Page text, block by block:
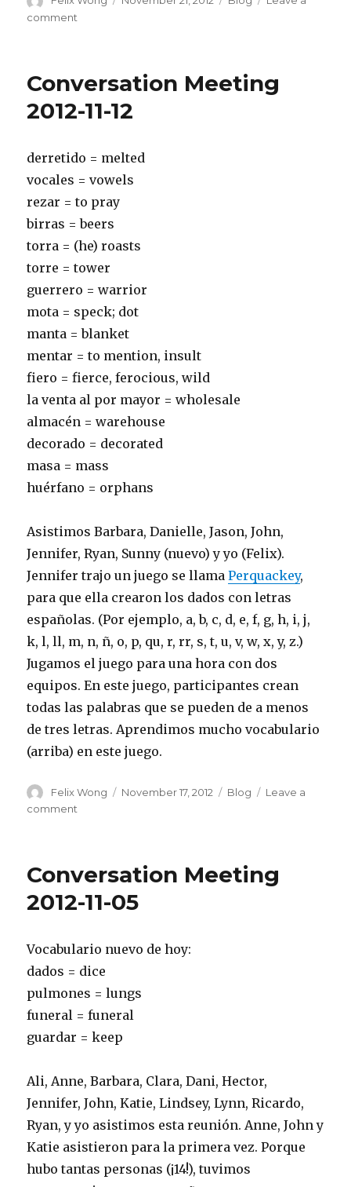
comment
11-
Conversation Meeting
2012-11-12
derretido = melted
vocales = vowels
rezar = to pray
birras = beers
torra = (he) roasts
torre = tower
guerrero = warrior
mota = speck; dot
manta = blanket
mentar = to mention, insult
fiero = fierce, ferocious, wild
la venta al por mayor = wholesale
almacén = warehouse
decorado = decorated
masa = mass
huérfano = orphans
Asistimos Barbara, Danielle, Jason, John,
Jennifer, Ryan, Sunny (nuevo) y yo (Felix).
Jennifer trajo un juego se llamaPerquackey,
para que ella crearon los dados con letras
españolas. (Por ejemplo, a, b, c, d, e, f, g, h, i, j,
k, l, ll, m, n, ñ, o, p, qu, r, rr, s, t, u, v, w, x, y, z.)
Jugamos el juego para una hora con dos
equipos. En este juego, participantes crean
todas las palabras que se pueden de a menos
de tres letras. Aprendimos mucho vocabulario
(arriba) en este juego.
Author
Felix Wong
Posted
November 17, 2012 Categories
Blog
Leave a
comment
11-
Conversation Meeting
2012-11-05
Vocabulario nuevo de hoy:
dados = dice
pulmones = lungs
funeral = funeral
guardar = keep
Ali, Anne, Barbara, Clara, Dani, Hector,
Jennifer, John, Katie, Lindsey, Lynn, Ricardo,
Ryan, y yo asistimos esta reunión. Anne, John y
Katie asistieron para la primera vez. Porque
hubo tantas personas (¡14!), tuvimos